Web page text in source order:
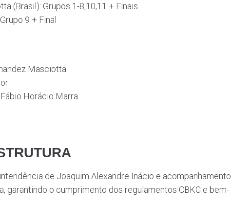
(Brasil): Grupos 1-8,10,11 + Finais
9 + Final
Masciotta
Horácio Marra
de Joaquim Alexandre Inácio e acompanhamento
garantindo o cumprimento dos regulamentos CBKC e bem-